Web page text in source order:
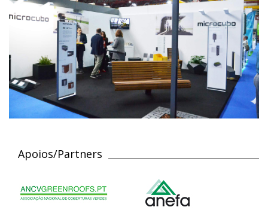
Apoios/Partners